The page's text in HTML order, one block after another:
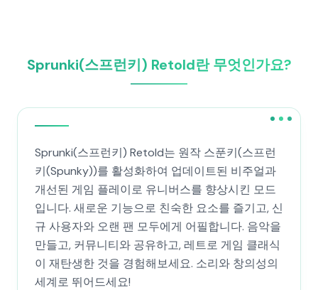
Sprunki(스프런키) Retold란 무엇인가요?
Sprunki(스프런키) Retold는 원작 스푼키(스프런
키(Spunky))를 활성화하여 업데이트된 비주얼과
개선된 게임 플레이로 유니버스를 향상시킨 모드
입니다. 새로운 기능으로 친숙한 요소를 즐기고, 신
규 사용자와 오랜 팬 모두에게 어필합니다. 음악을
만들고, 커뮤니티와 공유하고, 레트로 게임 클래식
이 재탄생한 것을 경험해보세요. 소리와 창의성의
세계로 뛰어드세요!